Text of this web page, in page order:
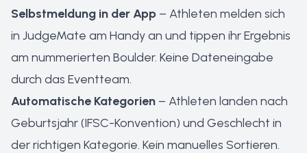
Selbstmeldung in der App – Athleten melden sich
in JudgeMate am Handy an und tippen ihr Ergebnis
am nummerierten Boulder. Keine Dateneingabe
durch das Eventteam.
Automatische Kategorien – Athleten landen nach
Geburtsjahr (IFSC-Konvention) und Geschlecht in
der richtigen Kategorie. Kein manuelles Sortieren.